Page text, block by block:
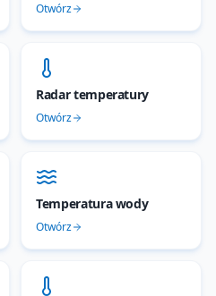
Otwórz
Radar temperatury
Otwórz
Temperatura wody
Otwórz